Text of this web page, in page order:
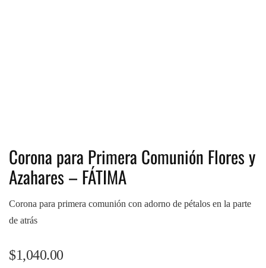
Corona para Primera Comunión Flores y
Azahares – FÁTIMA
Corona para primera comunión con adorno de pétalos en la parte
de atrás
$1,040.00